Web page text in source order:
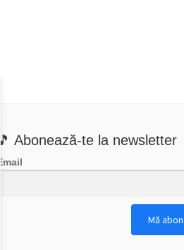
🎵 Abonează-te la newsletter
Email